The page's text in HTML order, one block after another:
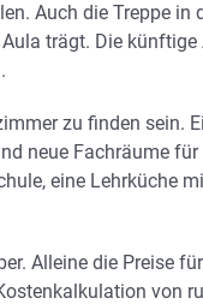
Auch die Treppe in
trägt. Die
zu finden sein.
neue Fachräume für
eine Lehrküche
Alleine die Preise
von